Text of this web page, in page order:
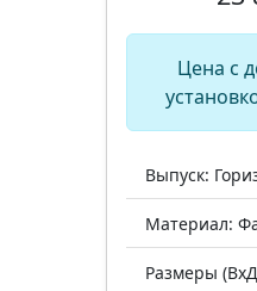
Цена с
Выпуск:
Материал:
Размеры